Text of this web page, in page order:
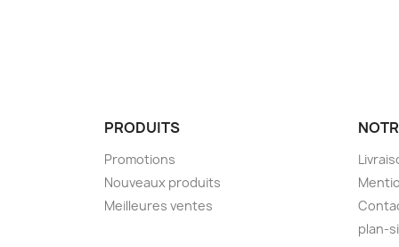
PRODUITS
Promotions
Nouveaux produits
Meilleures ventes
plan-